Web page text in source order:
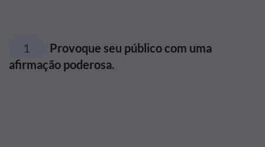
1
Provoque seu público com uma
afirmação poderosa.